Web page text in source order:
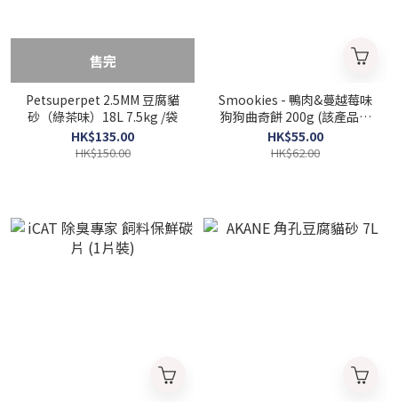
售完
Petsuperpet 2.5MM 豆腐貓
砂（綠茶味）18L 7.5kg /袋
HK$135.00
HK$150.00
Smookies - 鴨肉&蔓越莓味
狗狗曲奇餅 200g (該產品主
要為狗零食)＊【食用期限：
01/2027】＊
HK$55.00
HK$62.00